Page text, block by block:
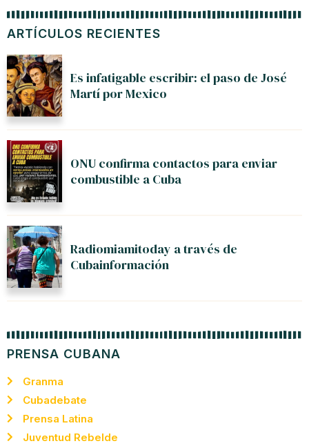
ARTÍCULOS RECIENTES
Es infatigable escribir: el paso de José
Martí por Mexico
ONU confirma contactos para enviar
combustible a Cuba
Radiomiamitoday a través de
Cubainformación
PRENSA CUBANA
Granma
Cubadebate
Prensa Latina
Juventud Rebelde